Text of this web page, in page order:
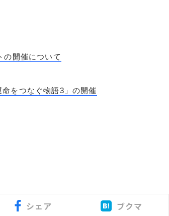
の開催について
をつなぐ物語3」の開催
シェア ブクマ